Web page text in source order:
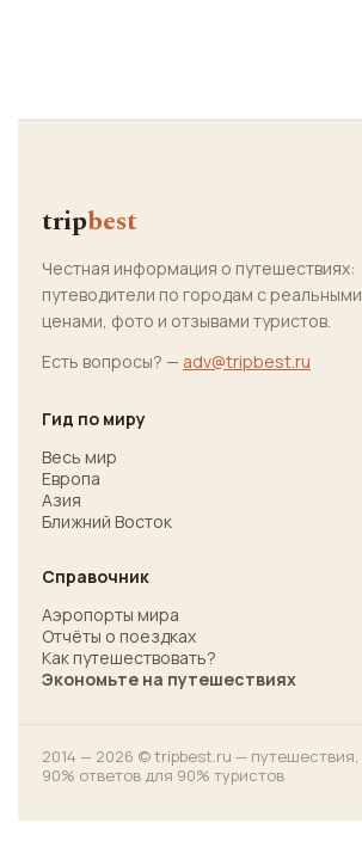
tripbest
Честная информация о путешествиях:
путеводители по городам с реальными
ценами, фото и отзывами туристов.
Есть вопросы? — adv@tripbest.ru
Гид по миру
Весь мир
Европа
Азия
Ближний Восток
Справочник
Аэропорты мира
Отчёты о поездках
Как путешествовать?
Экономьте на путешествиях
2014 — 2026 © tripbest.ru — путешествия,
90% ответов для 90% туристов